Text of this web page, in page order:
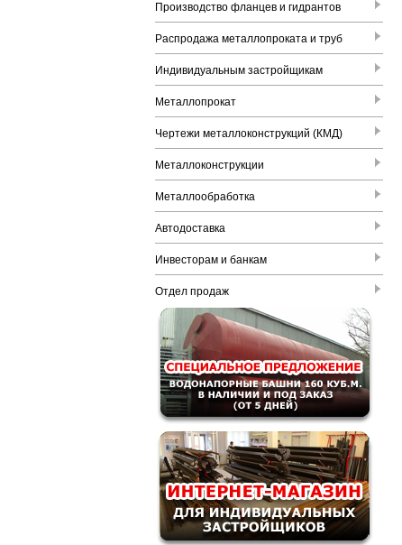
Производство фланцев и гидрантов
Распродажа металлопроката и труб
Индивидуальным застройщикам
Металлопрокат
Чертежи металлоконструкций (КМД)
Металлоконструкции
Металлообработка
Автодоставка
Инвесторам и банкам
Отдел продаж